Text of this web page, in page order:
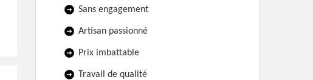
Sans engagement
Artisan passionné
Prix imbattable
Travail de qualité